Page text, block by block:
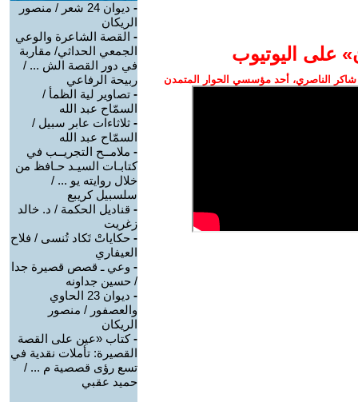
على اليوتيوب
الناصري، أحد مؤسسي الحوار المتمدن
-
ديوان 24 شعر / منصور
الريكان
- القصة الشاعرة والوعي
الجمعي الحداثي/ مقاربة
في دور القصة الش ... /
ربيحة الرفاعي
- تصاوير لية الظمأ /
السمّاح عبد الله
- ثلاثاءات عابر سبيل /
السمّاح عبد الله
- ملامــح التجريــب في
كتابـات السيـد حـافظ من
خلال روايته يو ... /
سلسبيل كريبع
- قناديل الحكمة / د. خالد
زغريت
- حكاياتْ تَكاد تُنسى / فلاح
العيفاري
- وعي ـ قصص قصيرة جدا
/ حسين جداونه
-
ديوان 23 الحاوي
والعصفور / منصور
الريكان
-كتاب «عين على القصة
القصيرة: تأملات نقدية في
تسع رؤى قصصية م ... /
حميد عقبي